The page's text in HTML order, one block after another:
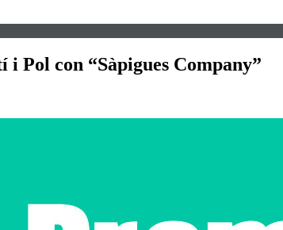
con “Sàpigues Company”